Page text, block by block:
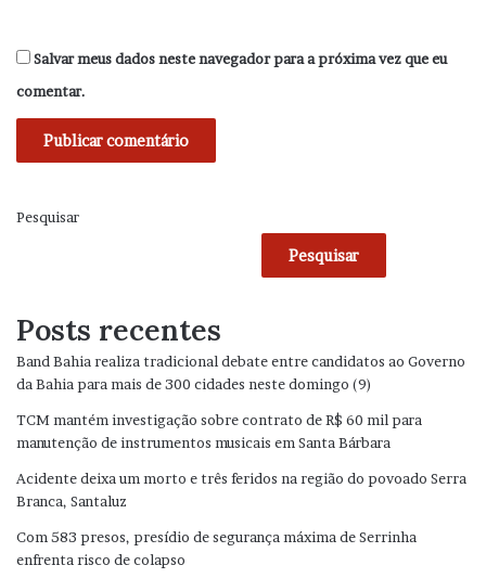
Salvar meus dados neste navegador para a próxima vez que eu
comentar.
Pesquisar
Pesquisar
Posts recentes
Band Bahia realiza tradicional debate entre candidatos ao Governo
da Bahia para mais de 300 cidades neste domingo (9)
TCM mantém investigação sobre contrato de R$ 60 mil para
manutenção de instrumentos musicais em Santa Bárbara
Acidente deixa um morto e três feridos na região do povoado Serra
Branca, Santaluz
Com 583 presos, presídio de segurança máxima de Serrinha
enfrenta risco de colapso